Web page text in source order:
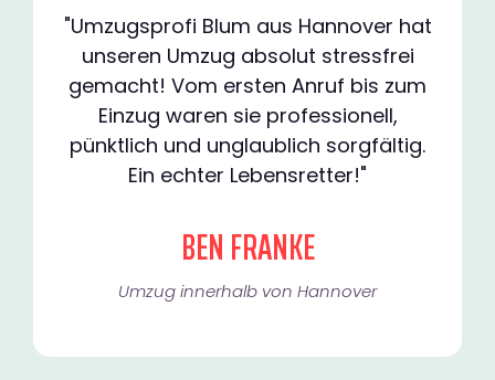
"Umzugsprofi Blum aus Hannover hat
unseren Umzug absolut stressfrei
gemacht! Vom ersten Anruf bis zum
Einzug waren sie professionell,
pünktlich und unglaublich sorgfältig.
Ein echter Lebensretter!"
BEN FRANKE
Umzug innerhalb von Hannover​